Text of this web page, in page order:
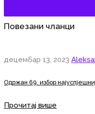
Повезани чланци
децембар 13, 2023
Одржан 69. избор
Прочитај више